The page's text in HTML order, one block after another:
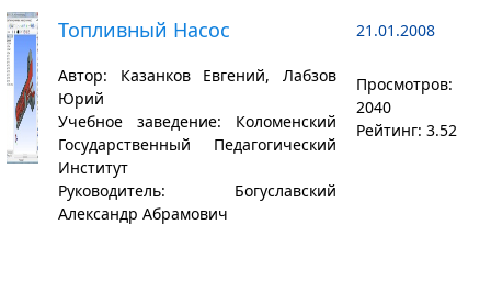
Топливный Насос
Автор: Казанков Евгений, Лабзов
Юрий
Учебное заведение: Коломенский
Государственный Педагогический
Институт
Руководитель: Богуславский
Александр Абрамович
21.01.2008
Просмотров:
2040
Рейтинг: 3.52